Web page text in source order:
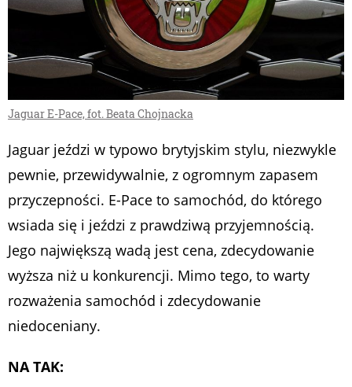
Jaguar E-Pace, fot. Beata Chojnacka
Jaguar jeździ w typowo brytyjskim stylu, niezwykle
pewnie, przewidywalnie, z ogromnym zapasem
przyczepności. E-Pace to samochód, do którego
wsiada się i jeździ z prawdziwą przyjemnością.
Jego największą wadą jest cena, zdecydowanie
wyższa niż u konkurencji. Mimo tego, to warty
rozważenia samochód i zdecydowanie
niedoceniany.
NA TAK: